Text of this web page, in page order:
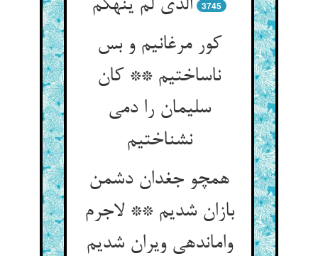
الذی لم ینهکم‏
3745
کور مرغانیم و بس
ناساختیم ** کان
سلیمان را دمی
نشناختیم‏
همچو جغدان دشمن
بازان شدیم ** لاجرم
وامانده‏ی ویران شدیم‏